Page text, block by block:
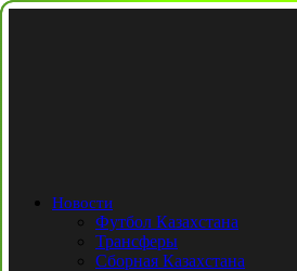
Новости
Футбол Казахстана
Трансферы
Сборная Казахстана